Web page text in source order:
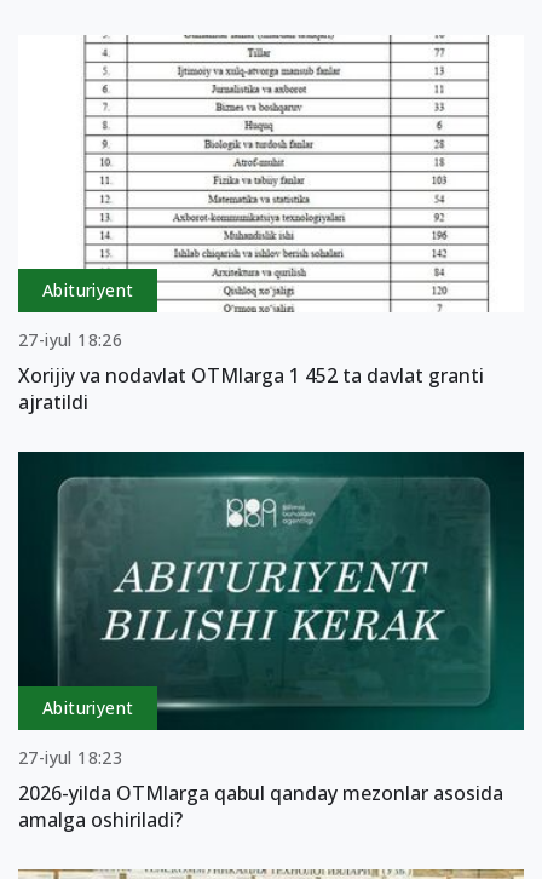
Abituriyent
27-iyul 18:26
Xorijiy va nodavlat OTMlarga 1 452 ta davlat granti
ajratildi
Abituriyent
27-iyul 18:23
2026-yilda OTMlarga qabul qanday mezonlar asosida
amalga oshiriladi?